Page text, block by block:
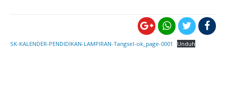
SK-KALENDER-PENDIDIKAN-LAMPIRAN-Tangsel-ok_page-0001 Unduh